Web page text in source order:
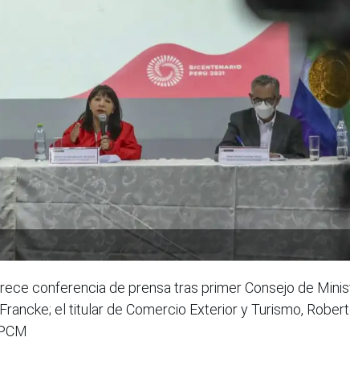
conferencia de prensa tras primer Consejo de
el titular de Comercio Exterior y Turismo,